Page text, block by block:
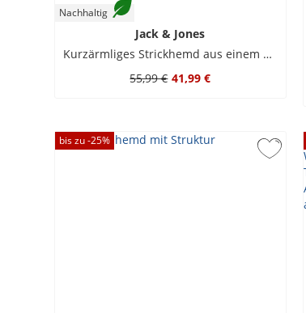
Nachhaltig
Jack & Jones
Kurzärmliges Strickhemd aus einem Baumwoll-Mix
55,99 € 41,99 €
bis zu -25%